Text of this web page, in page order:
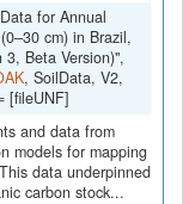
for Annual
cm) in Brazil,
3, Beta Version)",
, SoilData, V2,
[fileUNF]
and data from
models for mapping
data underpinned
carbon stock...